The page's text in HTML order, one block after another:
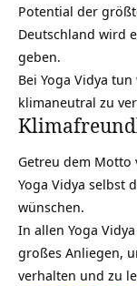
Potential der
Deutschland wird
geben.
Bei Yoga Vidya
klimaneutral zu
Getreu dem Motto
Yoga Vidya selbst
wünschen.
In allen Yoga Vidya
großes Anliegen,
verhalten und zu